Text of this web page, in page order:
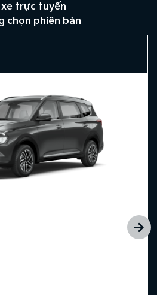
trực tuyến
chọn phiên bản